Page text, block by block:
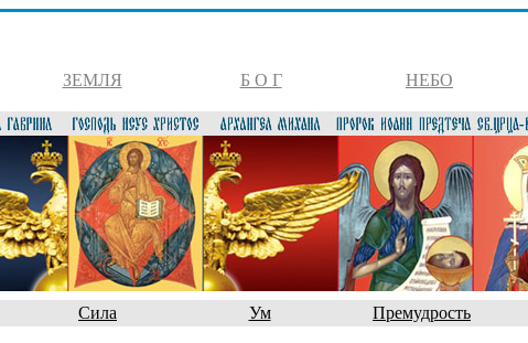
ЗЕМЛЯ Б О Г НЕБО
Сила Ум Премудрость